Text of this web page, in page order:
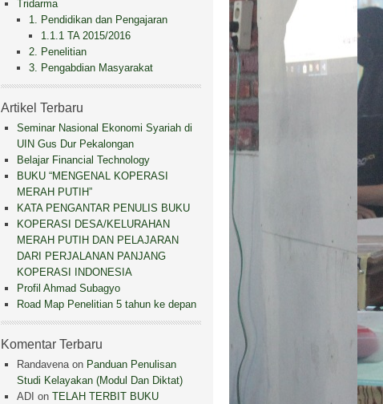
Tridarma
1. Pendidikan dan Pengajaran
1.1.1 TA 2015/2016
2. Penelitian
3. Pengabdian Masyarakat
Artikel Terbaru
Seminar Nasional Ekonomi Syariah di
UIN Gus Dur Pekalongan
Belajar Financial Technology
BUKU “MENGENAL KOPERASI
MERAH PUTIH”
KATA PENGANTAR PENULIS BUKU
KOPERASI DESA/KELURAHAN
MERAH PUTIH DAN PELAJARAN
DARI PERJALANAN PANJANG
KOPERASI INDONESIA
Profil Ahmad Subagyo
Road Map Penelitian 5 tahun ke depan
Komentar Terbaru
Randavenaon Panduan Penulisan
Studi Kelayakan (Modul Dan Diktat)
ADI on TELAH TERBIT BUKU